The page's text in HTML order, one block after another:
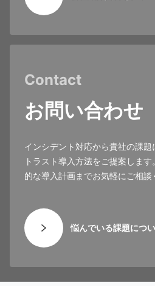
Contact
お問い合わせ
インシデント対応から貴社の課
トラスト導入方法をご提案しま
的な導入計画までお気軽にご相談
悩んでいる課題につ